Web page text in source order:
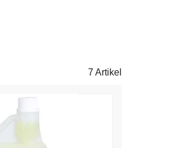
7 Artikel